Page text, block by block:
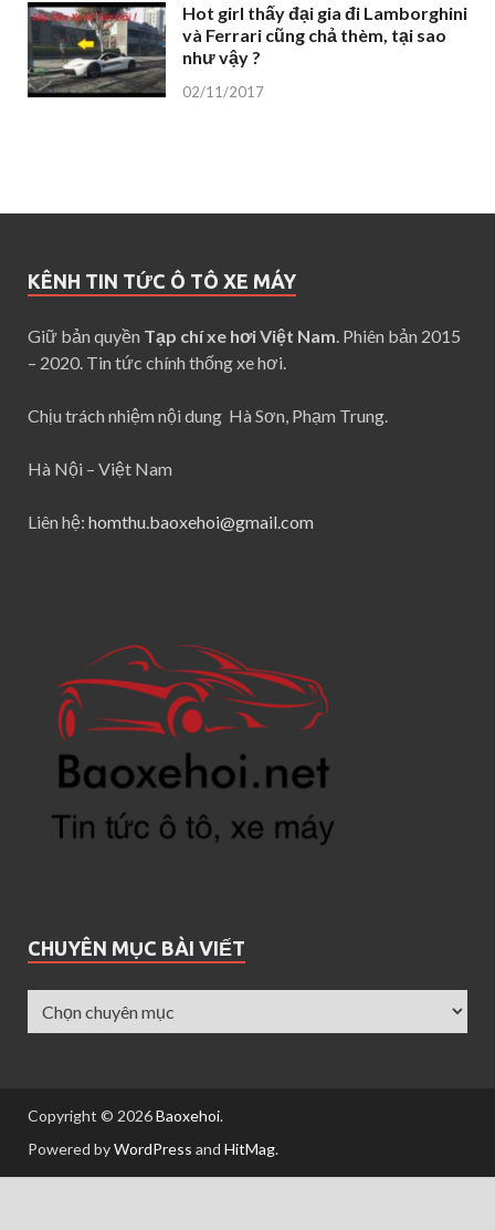
Hot girl thấy đại gia đi Lamborghini
và Ferrari cũng chả thèm, tại sao
như vậy ?
02/11/2017
KÊNH TIN TỨC Ô TÔ XE MÁY
Giữ bản quyền Tạp chí xe hơi Việt Nam. Phiên bản 2015
– 2020. Tin tức chính thống xe hơi.
Chịu trách nhiệm nội dung Hà Sơn, Phạm Trung.
Hà Nội – Việt Nam
Liên hệ: homthu.baoxehoi@gmail.com
CHUYÊN MỤC BÀI VIẾT
Copyright © 2026Baoxehoi.
Powered byWordPress and HitMag.